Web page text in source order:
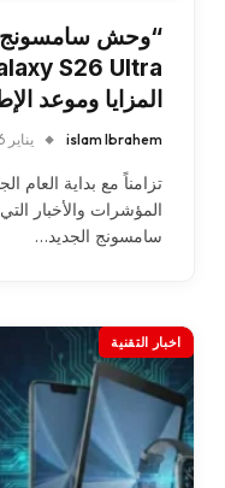
“وحش سامسونج
المزايا وموعد
islam Ibrahem يناير 6, 2026
المؤشرات والأخبار
سامسونج الجديد…
اخبار التقنية